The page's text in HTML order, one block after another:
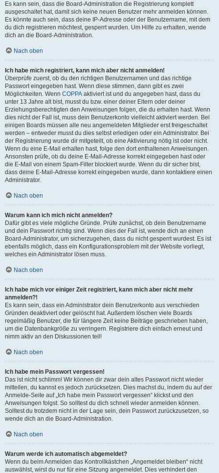
Es kann sein, dass die Board-Administration die Registrierung komplett
ausgeschaltet hat, damit sich keine neuen Benutzer mehr anmelden können.
Es könnte auch sein, dass deine IP-Adresse oder der Benutzername, mit dem
du dich registrieren möchtest, gesperrt wurden. Um Hilfe zu erhalten, wende
dich an die Board-Administration.
Nach oben
Ich habe mich registriert, kann mich aber nicht anmelden!
Überprüfe zuerst, ob du den richtigen Benutzernamen und das richtige
Passwort eingegeben hast. Wenn diese stimmen, dann gibt es zwei
Möglichkeiten. Wenn COPPA aktiviert ist und du angegeben hast, dass du
unter 13 Jahre alt bist, musst du bzw. einer deiner Eltern oder deiner
Erziehungsberechtigten den Anweisungen folgen, die du erhalten hast. Wenn
dies nicht der Fall ist, muss dein Benutzerkonto vielleicht aktiviert werden. Bei
einigen Boards müssen alle neu angemeldeten Mitglieder erst freigeschaltet
werden – entweder musst du dies selbst erledigen oder ein Administrator. Bei
der Registrierung wurde dir mitgeteilt, ob eine Aktivierung nötig ist oder nicht.
Wenn du eine E-Mail erhalten hast, folge den dort enthaltenen Anweisungen.
Ansonsten prüfe, ob du deine E-Mail-Adresse korrekt eingegeben hast oder
die E-Mail von einem Spam-Filter blockiert wurde. Wenn du dir sicher bist,
dass deine E-Mail-Adresse korrekt eingegeben wurde, dann kontaktiere einen
Administrator.
Nach oben
Warum kann ich mich nicht anmelden?
Dafür gibt es viele mögliche Gründe. Prüfe zunächst, ob dein Benutzername
und dein Passwort richtig sind. Wenn dies der Fall ist, wende dich an einen
Board-Administrator, um sicherzugehen, dass du nicht gesperrt wurdest. Es ist
ebenfalls möglich, dass ein Konfigurationsproblem mit der Website vorliegt,
welches ein Administrator lösen muss.
Nach oben
Ich habe mich vor einiger Zeit registriert, kann mich aber nicht mehr
anmelden?!
Es kann sein, dass ein Administrator dein Benutzerkonto aus verschieden
Gründen deaktiviert oder gelöscht hat. Außerdem löschen viele Boards
regelmäßig Benutzer, die für längere Zeit keine Beiträge geschrieben haben,
um die Datenbankgröße zu verringern. Registriere dich einfach erneut und
nimm aktiv an den Diskussionen teil!
Nach oben
Ich habe mein Passwort vergessen!
Das ist nicht schlimm! Wir können dir zwar dein altes Passwort nicht wieder
mitteilen, du kannst es jedoch zurücksetzen. Dies machst du, indem du auf der
Anmelde-Seite auf „Ich habe mein Passwort vergessen“ klickst und den
Anweisungen folgst. So solltest du dich schnell wieder anmelden können.
Solltest du trotzdem nicht in der Lage sein, dein Passwort zurückzusetzen, so
wende dich an die Board-Administration.
Nach oben
Warum werde ich automatisch abgemeldet?
Wenn du beim Anmelden das Kontrollkästchen „Angemeldet bleiben“ nicht
auswählst, wirst du nur für eine Sitzung angemeldet. Dies verhindert den